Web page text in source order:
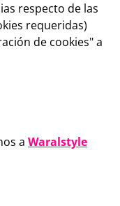
respecto de las
requeridas)
de cookies" a
a Waralstyle